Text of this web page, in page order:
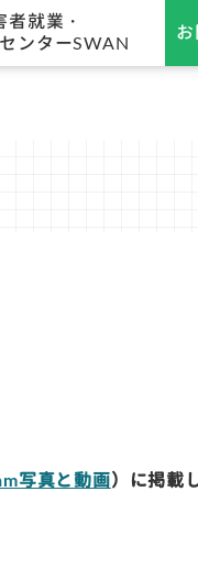
者就業・
ンターSWAN
お
写真と動画）に掲載